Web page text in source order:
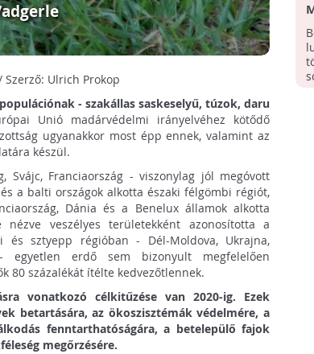
Szerző: Ulrich Prokop
- szakállas saskeselyű, túzok, daru
Unió madárvédelmi irányelvéhez kötődő
ugyanakkor most épp ennek, valamint az
készül.
Svájc, Franciaország - viszonylag jól megóvott
a balti országok alkotta északi félgömbi régiót,
Dánia és a Benelux államok alkotta
veszélyes területekként azonosította a
sztyepp régióban - Dél-Moldova, Ukrajna,
- egyetlen erdő sem bizonyult megfelelően
80 százalékát ítélte kedvezőtlennek.
vonatkozó célkitűzése van 2020-ig. Ezek
betartására, az ökoszisztémák védelmére, a
fenntarthatóságára, a betelepülő fajok
megőrzésére.